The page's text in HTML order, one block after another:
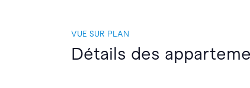
VUE SUR PLAN
Détails des